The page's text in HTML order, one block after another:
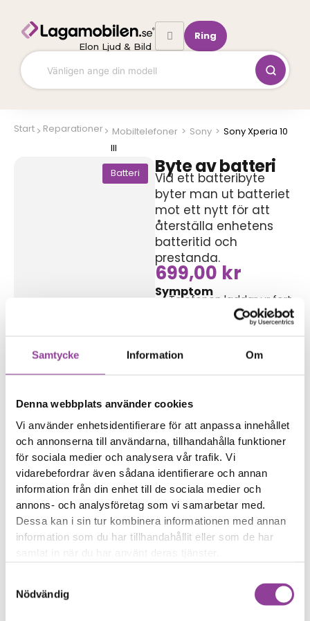
Samtycke Information Om
Denna webbplats använder cookies
Vi använder enhetsidentifierare för att anpassa innehållet
och annonserna till användarna, tillhandahålla funktioner
för sociala medier och analysera vår trafik. Vi
vidarebefordrar även sådana identifierare och annan
information från din enhet till de sociala medier och
annons- och analysföretag som vi samarbetar med.
Dessa kan i sin tur kombinera informationen med annan
information som du har tillhandahållit eller som de har
Nödvändig
innehåll
Elon Ljud & Bild
Ring
Start Reparationer Mobiltelefoner > Sony > Sony Xperia 10
III
Batteri
Byte av batteri
Vid ett batteribyte
byter man ut batteriet
mot ett nytt för att
återställa enhetens
batteritid och
prestanda.
699,00 kr
Symptom
Telefonen laddar ur fort
Telefonen måste vara
starta
Batterinivån ändras
Reparations tid – Ca 45
minuter
Boka tid
modell